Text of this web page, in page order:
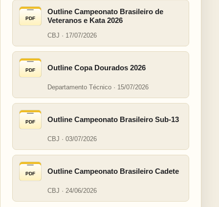
PDF
Outline Campeonato Brasileiro de
Veteranos e Kata 2026
CBJ · 17/07/2026
PDF Outline Copa Dourados 2026
Departamento Técnico · 15/07/2026
PDF Outline Campeonato Brasileiro Sub-13
CBJ · 03/07/2026
PDF Outline Campeonato Brasileiro Cadete
CBJ · 24/06/2026